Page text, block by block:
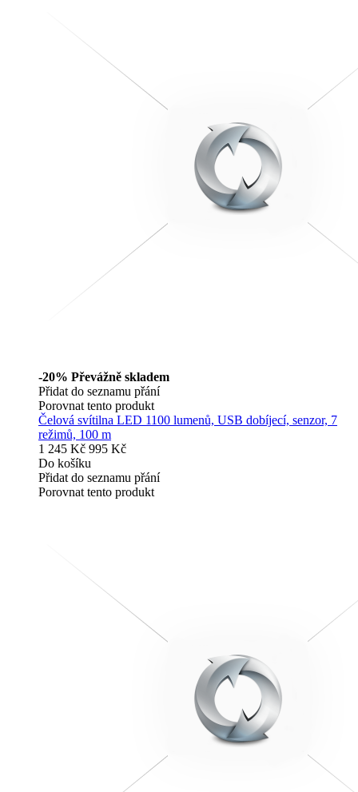
-20% Převážně skladem
Přidat do seznamu přání
Porovnat tento produkt
Čelová svítilna LED 1100 lumenů, USB dobíjecí, senzor, 7
režimů, 100 m
1 245 Kč 995 Kč
Do košíku
Přidat do seznamu přání
Porovnat tento produkt